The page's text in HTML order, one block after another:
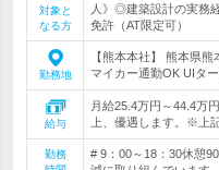
対象と
なる方
人》◎建築設計の実務
免許（AT限定可）
勤務地
【熊本本社】 熊本県
マイカー通勤OK UIタ
給与
月給25.4万円～44.4万
上、優遇します。※上
勤務
# 9：00～18：30休憩